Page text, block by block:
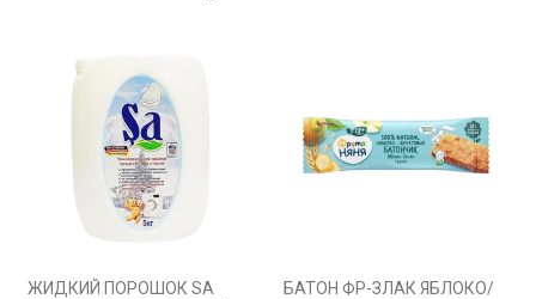
ЖИДКИЙ ПОРОШОК SA
БАТОН ФР-ЗЛАК ЯБЛОКО/